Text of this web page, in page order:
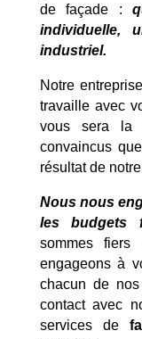
de façade :
individuelle,
industriel.
Notre
travaille avec
vous sera la
convaincus
résultat de
Nous nous
les budgets
sommes
engageons à
chacun de
contact avec
services de